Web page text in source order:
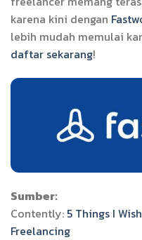
karena kini dengan
lebih mudah memulai
daftar sekarang!
Sumber:
Contently: 5 Things I
Freelancing